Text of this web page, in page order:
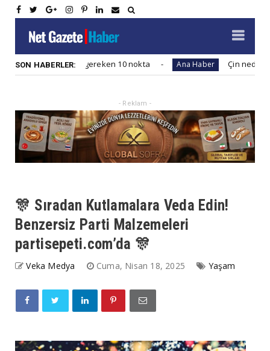
SON HABERLER:
edilmesi gereken 10 nokta Ana Haber Çin neden yazın
- Reklam -
🎊 Sıradan Kutlamalara Veda Edin!
Benzersiz Parti Malzemeleri
partisepeti.com’da 🎊
Veka Medya Cuma, Nisan 18, 2025 Yaşam